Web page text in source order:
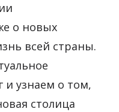
о новых
всей страны.
и узнаем о том,
столица